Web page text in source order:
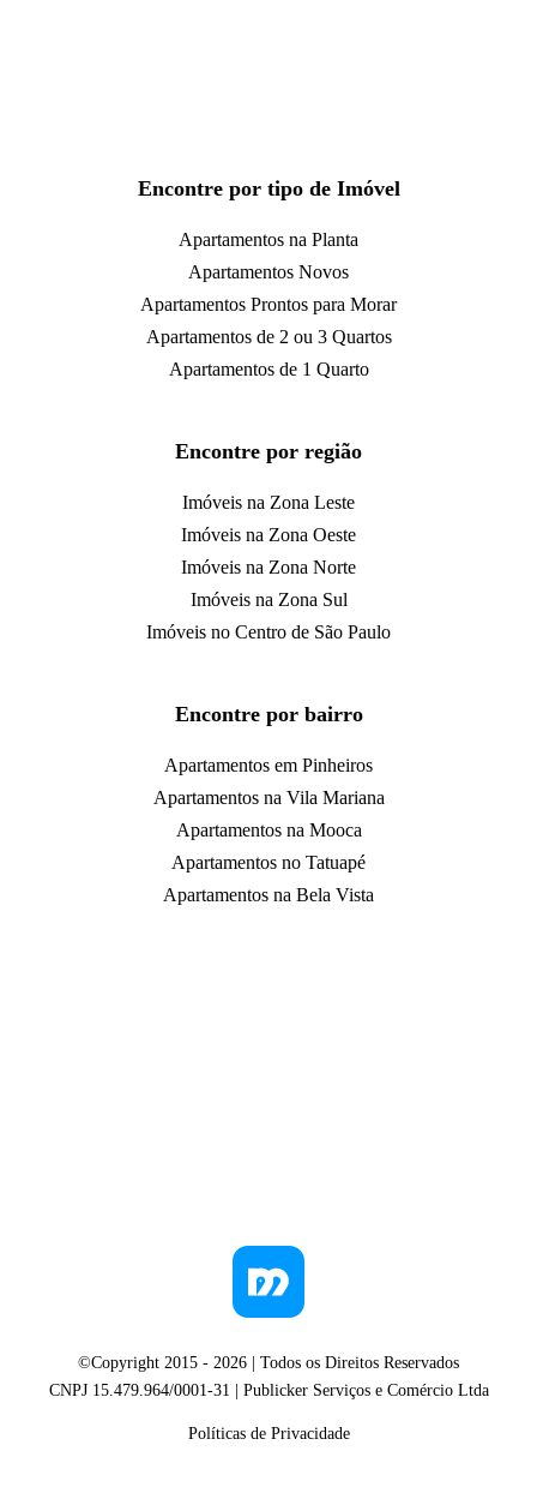
Encontre por tipo de Imóvel
Apartamentos na Planta
Apartamentos Novos
Apartamentos Prontos para Morar
Apartamentos de 2 ou 3 Quartos
Apartamentos de 1 Quarto
Encontre por região
Imóveis na Zona Leste
Imóveis na Zona Oeste
Imóveis na Zona Norte
Imóveis na Zona Sul
Imóveis no Centro de São Paulo
Encontre por bairro
Apartamentos em Pinheiros
Apartamentos na Vila Mariana
Apartamentos na Mooca
Apartamentos no Tatuapé
Apartamentos na Bela Vista
©Copyright 2015 - 2026 | Todos os Direitos Reservados
CNPJ 15.479.964/0001-31 | Publicker Serviços e Comércio Ltda
Políticas de Privacidade